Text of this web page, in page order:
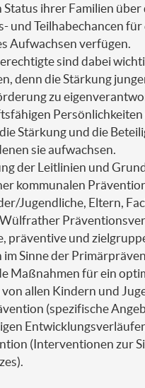
Status ihrer Familien über
und Teilhabechancen für
Aufwachsen verfügen.
sind dabei
denn die Stärkung
zu
Persönlichkeiten
Stärkung und die
sie aufwachsen.
der Leitlinien und
kommunalen
Jugendliche, Eltern,
präventive und
im Sinne der
Maßnahmen für ein
allen Kindern und
(spezifische
(Interventionen zur